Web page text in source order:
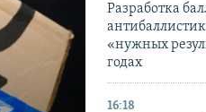
Разработка
«нужных
годах
16:18